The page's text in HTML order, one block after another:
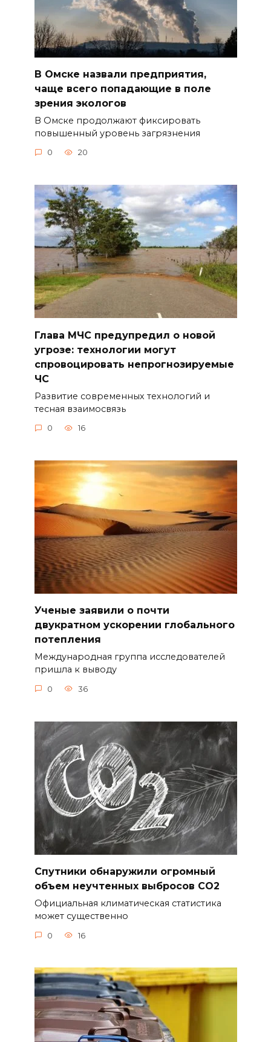
В Омске назвали предприятия,
чаще всего попадающие в поле
зрения экологов
В Омске продолжают фиксировать
повышенный уровень загрязнения
0 20
Глава МЧС предупредил о новой
угрозе: технологии могут
спровоцировать непрогнозируемые
ЧС
Развитие современных технологий и
тесная взаимосвязь
0 16
Ученые заявили о почти
двукратном ускорении глобального
потепления
Международная группа исследователей
пришла к выводу
0 36
Спутники обнаружили огромный
объем неучтенных выбросов CO2
Официальная климатическая статистика
может существенно
0 16